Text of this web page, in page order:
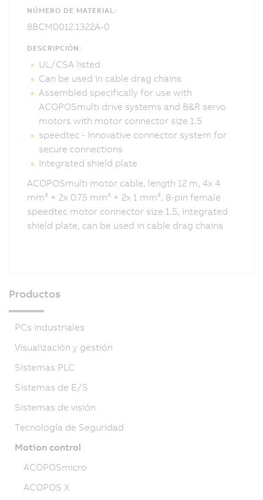
NÚMERO DE MATERIAL:
8BCM0012.1322A-0
DESCRIPCIÓN:
UL/CSA listed
Can be used in cable drag chains
Assembled specifically for use with
ACOPOSmulti drive systems and B&R servo
motors with motor connector size 1.5
speedtec - Innovative connector system for
secure connections
Integrated shield plate
ACOPOSmulti motor cable, length 12 m, 4x 4
mm² + 2x 0.75 mm² + 2x 1 mm², 8-pin female
speedtec motor connector size 1.5, integrated
shield plate, can be used in cable drag chains
Productos
PCs industriales
Visualización y gestión
Sistemas PLC
Sistemas de E/S
Sistemas de visión
Tecnología de Seguridad
Motion control
ACOPOSmicro
ACOPOS X